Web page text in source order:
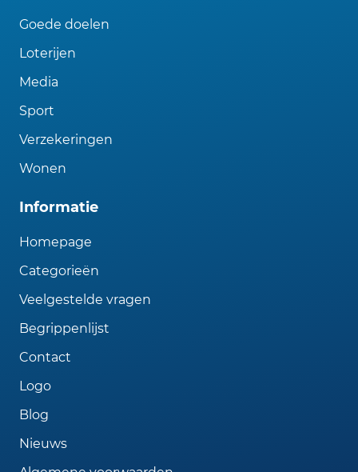
Goede doelen
Loterijen
Media
Sport
Verzekeringen
Wonen
Informatie
Homepage
Categorieën
Veelgestelde vragen
Begrippenlijst
Contact
Logo
Blog
Nieuws